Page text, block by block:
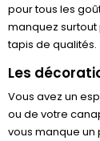
pour tous les
manquez
tapis de qualités.
Les
Vous avez un
ou de votre
vous manque un